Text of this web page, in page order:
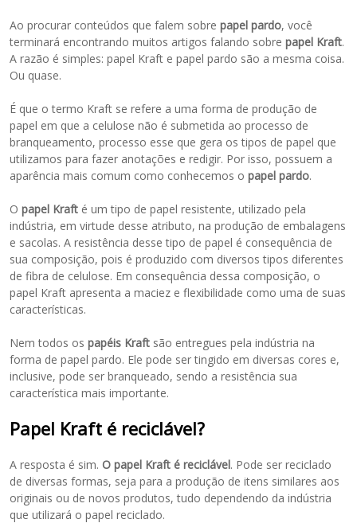
Ao procurar conteúdos que falem sobrepapel pardo, você
terminará encontrando muitos artigos falando sobrepapel Kraft.
A razão é simples: papel Kraft e papel pardo são a mesma coisa.
Ou quase.
É que o termo Kraft se refere a uma forma de produção de
papel em que a celulose não é submetida ao processo de
branqueamento, processo esse que gera os tipos de papel que
utilizamos para fazer anotações e redigir. Por isso, possuem a
aparência mais comum como conhecemos opapel pardo.
Opapel Kraft é um tipo de papel resistente, utilizado pela
indústria, em virtude desse atributo, na produção de embalagens
e sacolas. A resistência desse tipo de papel é consequência de
sua composição, pois é produzido com diversos tipos diferentes
de fibra de celulose. Em consequência dessa composição, o
papel Kraft apresenta a maciez e flexibilidade como uma de suas
características.
Nem todos ospapéis Kraft são entregues pela indústria na
forma de papel pardo. Ele pode ser tingido em diversas cores e,
inclusive, pode ser branqueado, sendo a resistência sua
característica mais importante.
Papel Kraft é reciclável?
A resposta é sim. O papel Kraft é reciclável. Pode ser reciclado
de diversas formas, seja para a produção de itens similares aos
originais ou de novos produtos, tudo dependendo da indústria
que utilizará o papel reciclado.